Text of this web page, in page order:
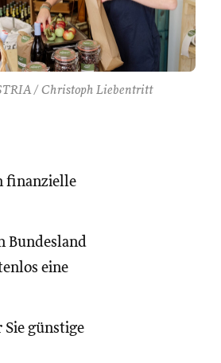
/ Christoph Liebentritt
finanzielle
Bundesland
eine
günstige